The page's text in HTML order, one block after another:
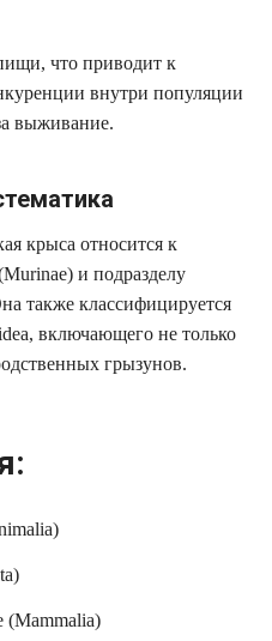
что приводит к
внутри популяции
выживание.
крыса относится к
и подразделу
также классифицируется
включающего не только
грызунов.